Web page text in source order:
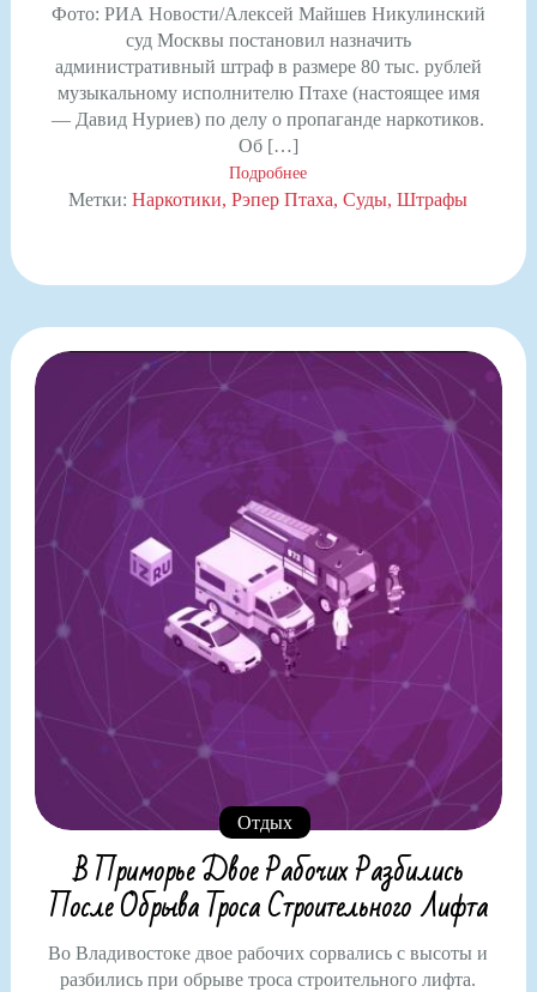
Фото: РИА Новости/Алексей Майшев Никулинский
суд Москвы постановил назначить
административный штраф в размере 80 тыс. рублей
музыкальному исполнителю Птахе (настоящее имя
— Давид Нуриев) по делу о пропаганде наркотиков.
Об […]
Подробнее
Метки:Наркотики Рэпер Птаха Суды Штрафы
Отдых
В Приморье Двое Рабочих Разбились
После Обрыва Троса Строительного Лифта
Во Владивостоке двое рабочих сорвались с высоты и
разбились при обрыве троса строительного лифта.